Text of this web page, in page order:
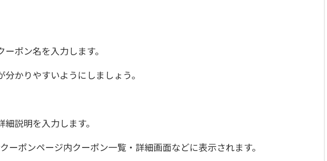
ポン名を入力します。
かりやすいようにしましょう。
説明を入力します。
ポンページ内クーポン一覧・詳細画面などに表示されます。